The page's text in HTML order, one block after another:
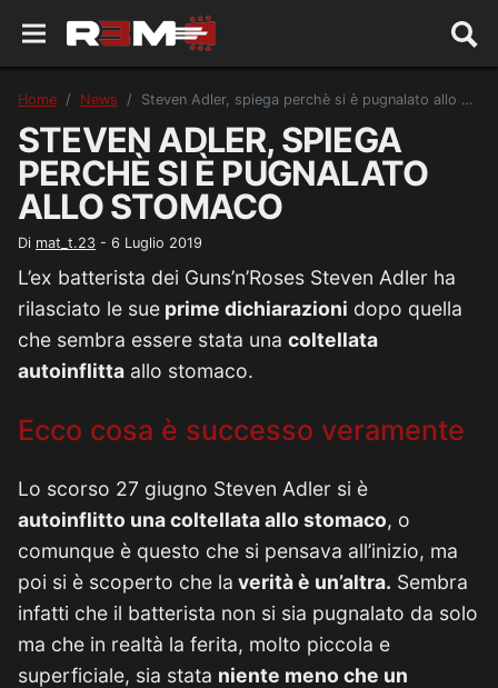
Home News Steven Adler, spiega perchè si è pugnalato allo stomaco
STEVEN ADLER, SPIEGA
PERCHÈ SI È PUGNALATO
ALLO STOMACO
Di mat_t.23 - 6 Luglio 2019
L’ex batterista dei Guns’n’Roses Steven Adler ha
rilasciato le sue prime dichiarazioni dopo quella
che sembra essere stata una coltellata
autoinflitta allo stomaco.
Ecco cosa è successo veramente
Lo scorso 27 giugno Steven Adler si è
autoinflitto una coltellata allo stomaco, o
comunque è questo che si pensava all’inizio, ma
poi si è scoperto che la verità è un’altra. Sembra
infatti che il batterista non si sia pugnalato da solo
ma che in realtà la ferita, molto piccola e
superficiale, sia stata niente meno che un